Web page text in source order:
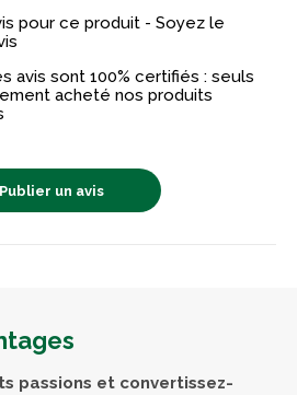
pour ce produit - Soyez le
avis sont 100% certifiés : seuls
acheté nos produits
Publier un avis
passions et convertissez-